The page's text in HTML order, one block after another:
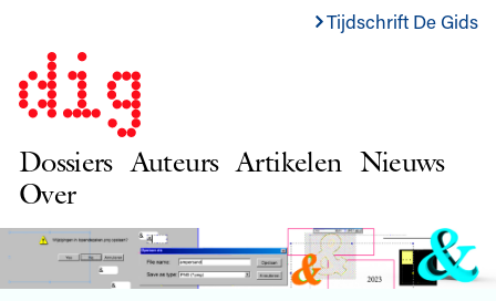
Tijdschrift De Gids
Dossiers Auteurs Artikelen Nieuws
Over